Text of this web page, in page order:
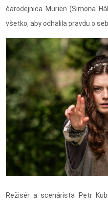
čarodejnica Murien (Simona
všetko, aby odhalila pravdu o
Režisér a scenárista Petr